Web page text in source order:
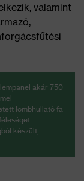
valamint
akár 750
lombhullató fa
készült,